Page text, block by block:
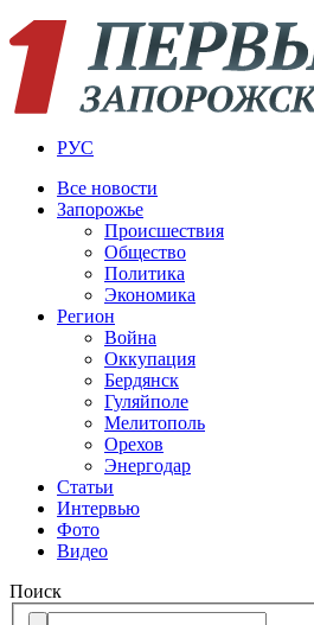
РУС
Все новости
Запорожье
Происшествия
Общество
Политика
Экономика
Регион
Война
Оккупация
Бердянск
Гуляйполе
Мелитополь
Орехов
Энергодар
Статьи
Интервью
Фото
Видео
Поиск